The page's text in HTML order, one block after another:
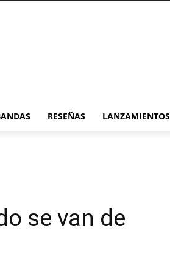
RESEÑAS LANZAMIENTOS
se van de